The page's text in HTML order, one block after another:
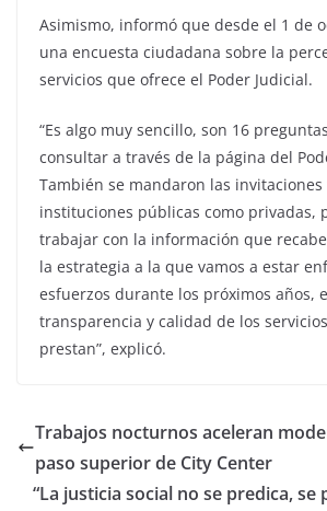
Asimismo, informó que desde el 1 de
una encuesta ciudadana sobre la
servicios que ofrece el Poder Judicial.
“Es algo muy sencillo, son 16
consultar a través de la página del
También se mandaron las invitaciones
instituciones públicas como privadas,
trabajar con la información que
la estrategia a la que vamos a estar
esfuerzos durante los próximos años,
transparencia y calidad de los
prestan”, explicó.
Trabajos nocturnos aceleran
paso superior de City Center
“La justicia social no se predica, se